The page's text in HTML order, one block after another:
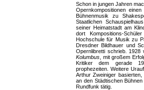
Schon in jungen Jahren
Opernkompositionen
Bühnenmusik zu
Staatlichen
seiner Heimatstadt am
dort Kompositions-
Hochschule für Musik zu
Dresdner Bildhauer und
Opernlibretti schrieb.
Kolumbus , mit großem
Kritiker dem gerade
prophezeiten. Weitere
Arthur Zweiniger
an den Städtischen
Rundfunk tätig.